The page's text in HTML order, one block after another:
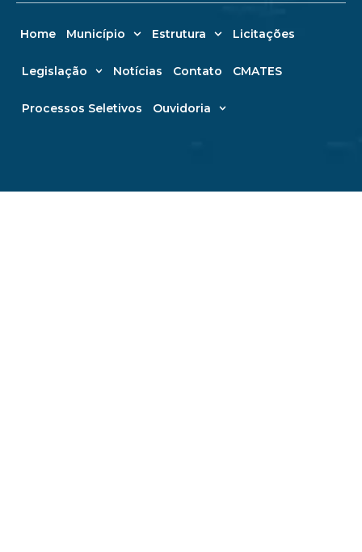
Home Município Estrutura Licitações
Legislação Notícias Contato CMATES
Processos Seletivos Ouvidoria